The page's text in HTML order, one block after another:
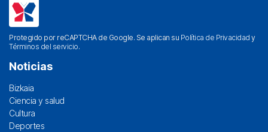
Protegido por reCAPTCHA de Google. Se aplican su Política de Privacidad y
Términos del servicio.
Noticias
Bizkaia
Ciencia y salud
Cultura
Deportes